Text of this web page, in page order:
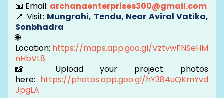
📧 Email: archanaenterprises300@gmail.com
📍 Visit: Mungrahi, Tendu, Near Aviral Vatika,
Sonbhadra
🌐
Location: https://maps.app.goo.gl/VztvwFNSeHM
nHbVL8
📸 Upload your project photos
here: https://photos.app.goo.gl/hY384uQKmYvd
JpgLA